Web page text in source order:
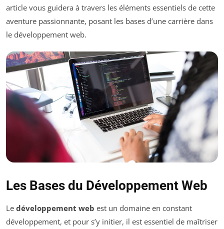
article vous guidera à travers les éléments essentiels de cette
aventure passionnante, posant les bases d’une carrière dans
le développement web.
Les Bases du Développement Web
Le développement web est un domaine en constant
développement, et pour s’y initier, il est essentiel de maîtriser